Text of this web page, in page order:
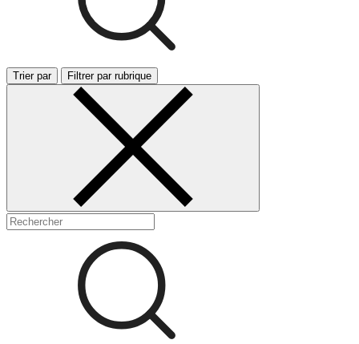
Trier par Filtrer par rubrique